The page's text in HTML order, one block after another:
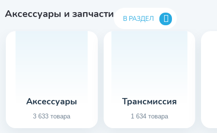
Аксессуары и запчасти В РАЗДЕЛ
Аксессуары
3 633 товара
Трансмиссия
1 634 товара